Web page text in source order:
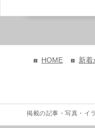
HOME 新着
掲載の記事・写真・